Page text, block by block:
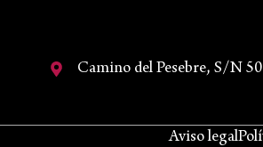
Camino del Pesebre, S/N
Aviso legal